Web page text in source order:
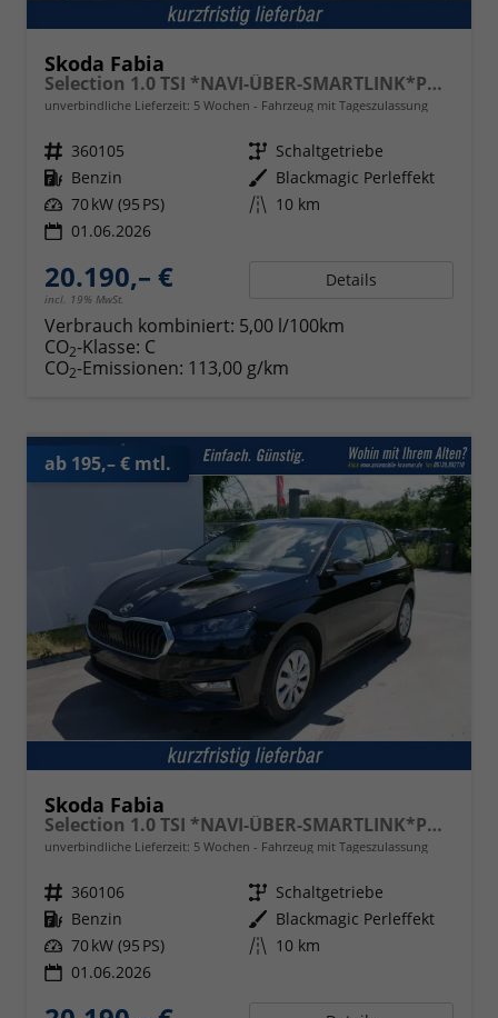
Skoda Fabia
Selection 1.0 TSI *NAVI-ÜBER-SMARTLINK*PDC-HI*LED*SHZ*KLIMA*RADIO
unverbindliche Lieferzeit: 5 Wochen Fahrzeug mit Tageszulassung
Fahrzeugnr. 360105 Getriebe Schaltgetriebe
Kraftstoff Benzin Außenfarbe Blackmagic Perleffekt
Leistung 70 kW (95 PS) Kilometerstand 10 km
01.06.2026
20.190,– €
incl. 19% MwSt.
Details
Verbrauch kombiniert: 5,00 l/100km
CO2-Klasse: C
CO2-Emissionen: 113,00 g/km
ab 195,– € mtl.
Skoda Fabia
Selection 1.0 TSI *NAVI-ÜBER-SMARTLINK*PDC-HI*LED*SHZ*KLIMA*RADIO
unverbindliche Lieferzeit: 5 Wochen Fahrzeug mit Tageszulassung
Fahrzeugnr. 360106 Getriebe Schaltgetriebe
Kraftstoff Benzin Außenfarbe Blackmagic Perleffekt
Leistung 70 kW (95 PS) Kilometerstand 10 km
01.06.2026